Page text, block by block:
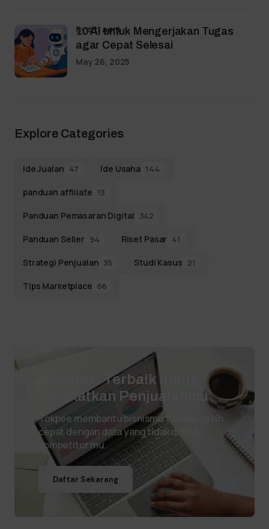
10 AI untuk Mengerjakan Tugas
agar Cepat Selesai
bysiti aeni
May 26, 2025
Explore Categories
Ide Jualan 47 Ide Usaha 144
panduan affiliate 13
Panduan Pemasaran Digital 342
Panduan Seller 94 Riset Pasar 41
Strategi Penjualan 35 Studi Kasus 21
Tips Marketplace 66
Investasi Terbaik untuk
Tingkatkan Penjualanmu
Tokpee membantu bisnismu tumbuh lebih
cepat dengan data yang tidak dimiliki
kompetitor mu.
Daftar Sekarang